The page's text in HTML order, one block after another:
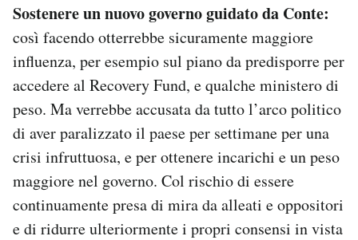
Sostenere un nuovo governo guidato da Conte:
così facendo otterrebbe sicuramente maggiore
influenza, per esempio sul piano da predisporre per
accedere al Recovery Fund, e qualche ministero di
peso. Ma verrebbe accusata da tutto l’arco politico
di aver paralizzato il paese per settimane per una
crisi infruttuosa, e per ottenere incarichi e un peso
maggiore nel governo. Col rischio di essere
continuamente presa di mira da alleati e oppositori
e di ridurre ulteriormente i propri consensi in vista